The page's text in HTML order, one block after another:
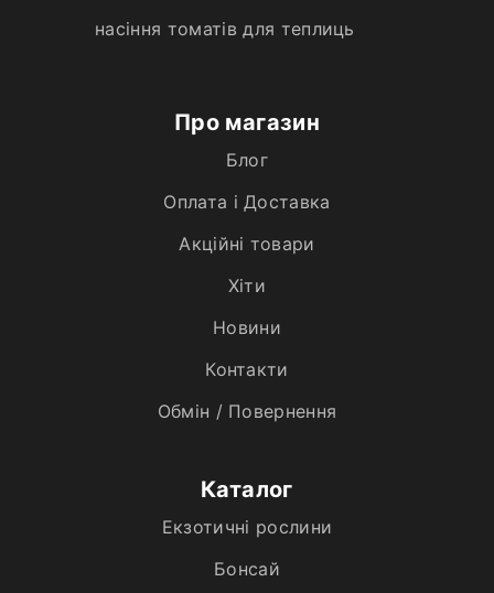
насіння томатів для теплиць
Про магазин
Блог
Оплата і Доставка
Акційні товари
Хiти
Новини
Контакти
Обмін / Повернення
Каталог
Екзотичні рослини
Бонсай